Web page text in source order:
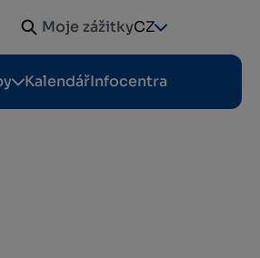
Moje zážitkyCZ
KalendářInfocentra